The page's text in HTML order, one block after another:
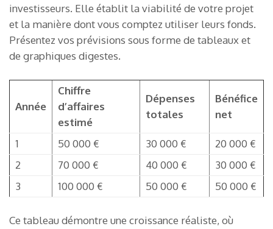
investisseurs. Elle établit la viabilité de votre projet
et la manière dont vous comptez utiliser leurs fonds.
Présentez vos prévisions sous forme de tableaux et
de graphiques digestes.
Année
Chiffre
d’affaires
estimé
Dépenses
totales
Bénéfice
net
1 50 000 € 30 000 €
20 000 €
2
70 000 € 40 000 €
30 000 €
3
100 000 € 50 000 € 50 000 €
Ce tableau démontre une croissance réaliste, où